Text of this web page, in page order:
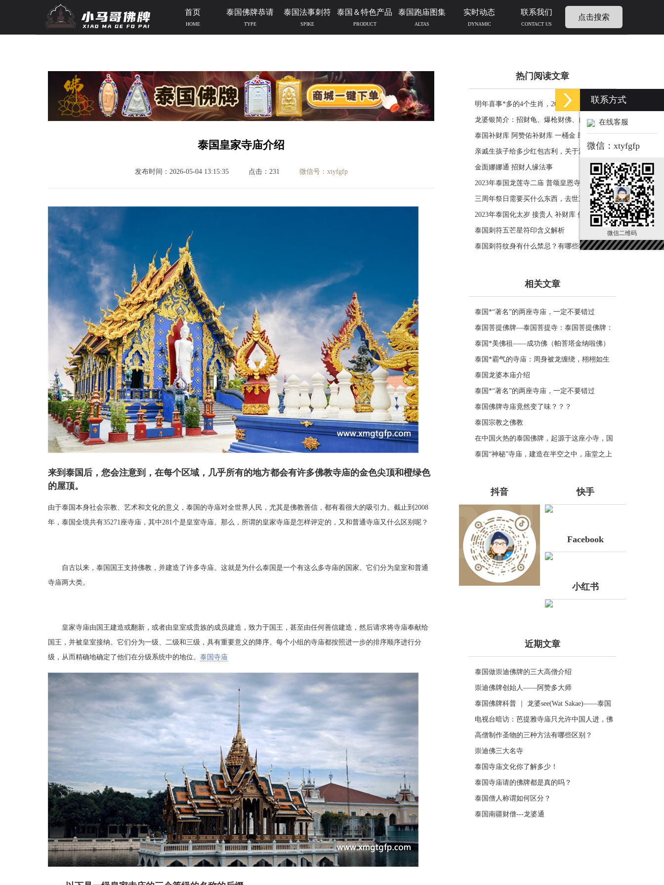
首页
HOME
泰国佛牌恭请
TYPE
泰国法事刺符
SPIKE
泰国＆特色产品
PRODUCT
泰国跑庙图集
ALTAS
实时动态
DYNAMIC
联系我们
CONTACT US
点击搜索
泰国皇家寺庙介绍
发布时间：2026-05-04 13:15:35 点击：231 微信号：xtyfgfp
来到泰国后，您会注意到，在每个区域，几乎所有的地方都会有许多佛教寺庙的金色尖顶和橙绿色
的屋顶。
由于泰国本身社会宗教、艺术和文化的意义，泰国的寺庙对全世界人民，尤其是佛教善信，都有着很大的吸引力。截止到2008
年，泰国全境共有35271座寺庙，其中281个是皇室寺庙。那么，所谓的皇家寺庙是怎样评定的，又和普通寺庙又什么区别呢？
自古以来，泰国国王支持佛教，并建造了许多寺庙。这就是为什么泰国是一个有这么多寺庙的国家。它们分为皇室和普通
寺庙两大类。
皇家寺庙由国王建造或翻新，或者由皇室或贵族的成员建造，致力于国王，甚至由任何善信建造，然后请求将寺庙奉献给
国王，并被皇室接纳。它们分为一级、二级和三级，具有重要意义的降序。每个小组的寺庙都按照进一步的排序顺序进行分
级，从而精确地确定了他们在分级系统中的地位。 泰国寺庙
热门阅读文章
明年喜事*多的4个生肖，2024年什么生肖福运
临门好事连连
龙婆银简介：招财龟、爆枪财佛、自身佛牌的
功效介绍
泰国补财库 阿赞佑补财库 一桶金 助力生意财
运财富
亲戚生孩子给多少红包吉利，关于添丁份子钱
风水讲究
金面娜娜通 招财人缘法事
2023年泰国龙莲寺二庙 普颂皇恩寺化太岁 接
贵人 补财库 佛历2566年
三周年祭日需要买什么东西，去世三周年祭祀
用品风水
2023年泰国化太岁 接贵人 补财库 佛历2566年
泰国刺符五芒星符印含义解析
泰国刺符纹身有什么禁忌？有哪些功效？
相关文章
泰国*“著名”的两座寺庙，一定不要错过
泰国菩提佛牌—泰国菩提寺：泰国菩提佛牌：
古老护身符的神秘力量
泰国*美佛祖——成功佛（帕菩塔金纳啦佛）
泰国*霸气的寺庙：周身被龙缠绕，栩栩如生
非常震撼却不接待游客
泰国龙婆本庙介绍
泰国*“著名”的两座寺庙，一定不要错过
泰国佛牌寺庙竟然变了味？？？
泰国宗教之佛教
在中国火热的泰国佛牌，起源于这座小寺，国
人却很少知道
泰国“神秘”寺庙，建造在半空之中，庙堂之上
抖音 快手
Facebook
小红书
近期文章
泰国做崇迪佛牌的三大高僧介绍
崇迪佛牌创始人——阿赞多大师
泰国佛牌科普 ｜ 龙婆see(Wat Sakae)——泰国
四面神前三高僧
电视台暗访：芭提雅寺庙只允许中国人进，佛
牌高于常价100多倍！
高僧制作圣物的三种方法有哪些区别？
崇迪佛三大名寺
泰国寺庙文化你了解多少！
泰国寺庙请的佛牌都是真的吗？
泰国僧人称谓如何区分？
泰国南疆财僧---龙婆通
联系方式
在线客服
微信：xtyfgfp
微信二维码